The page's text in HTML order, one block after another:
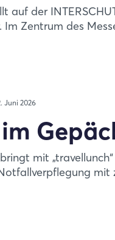
auf der
Im Zentrum des
Juni 2026
mit
mit